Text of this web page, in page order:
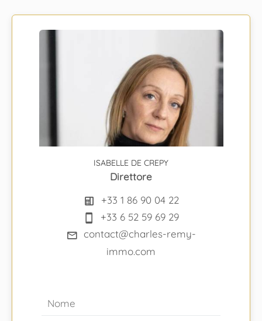
ISABELLE DE CREPY
Direttore
+33 1 86 90 04 22
+33 6 52 59 69 29
contact@charles-remy-
immo.com